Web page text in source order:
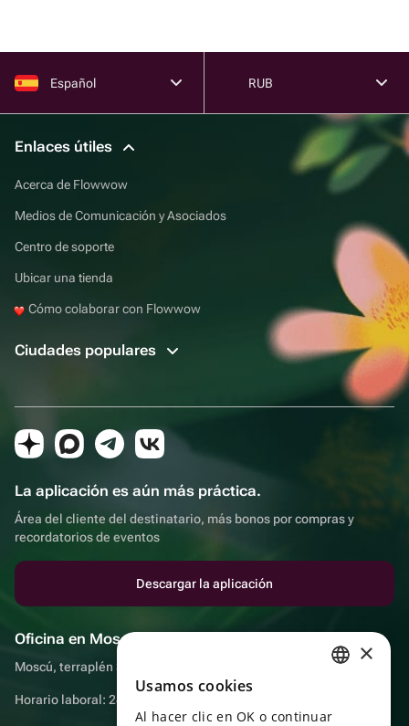
Español RUB
Enlaces útiles
Acerca de Flowwow
Medios de Comunicación y Asociados
Centro de soporte
Ubicar una tienda
Cómo colaborar con Flowwow
Ciudades populares
La aplicación es aún más práctica.
Área del cliente del destinatario, más bonos por compras y
recordatorios de eventos
Descargar la aplicación
Oficina en Moscú
Moscú, terraplén Sadovnicheskaya, 9, sala 2/3
Horario laboral: 24 horas
ENGLISH
×
Usamos cookies
Al hacer clic en OK o continuar